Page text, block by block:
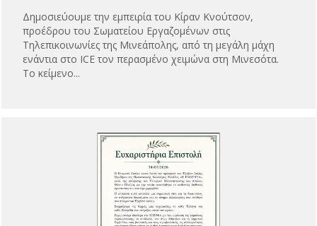
Δημοσιεύουμε την εμπειρία του Κίραν Κνούτσον,
προέδρου του Σωματείου Εργαζομένων στις
Τηλεπικοινωνίες της Μινεάπολης, από τη μεγάλη μάχη
ενάντια στο ICE τον περασμένο χειμώνα στη Μινεσότα.
Το κείμενο...